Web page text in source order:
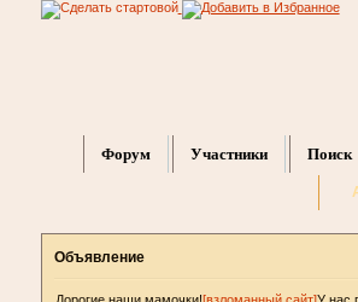
Форум Участники Поиск
Объявление
Дорогие наши мамочки![взломанный сайт]У нас